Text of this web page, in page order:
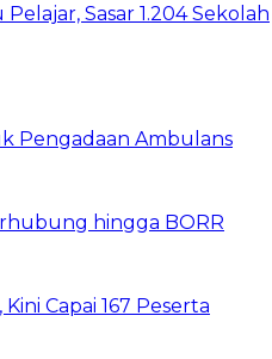
Sasar 1.204 Sekolah
Pengadaan Ambulans
hingga BORR
Capai 167 Peserta